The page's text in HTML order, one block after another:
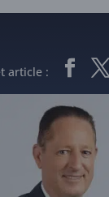
article :